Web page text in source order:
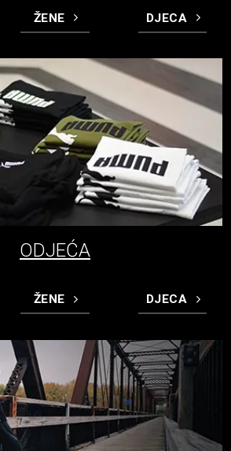
ŽENE DJECA
ODJEĆA
ŽENE DJECA